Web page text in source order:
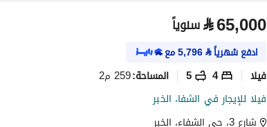
⃁65,000 سنوياً
ادفع شهرياً⃁
5,796مع
فیلا 4
5 المساحة:259 م2
فيلا للإيجار في الشفا، الخبر
شارع 3، حي الشفاء، الخبر